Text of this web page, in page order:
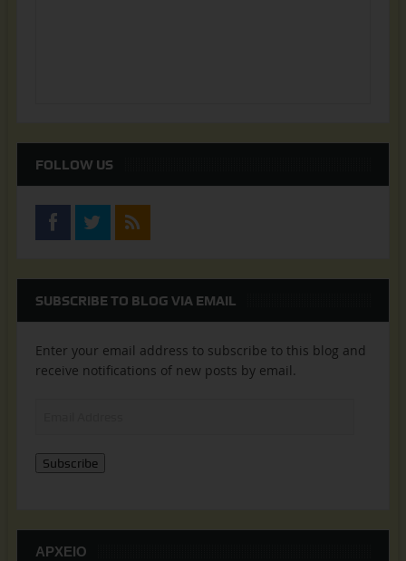
FOLLOW US
SUBSCRIBE TO BLOG VIA EMAIL
Enter your email address to subscribe to this blog and
receive notifications of new posts by email.
Subscribe
ΑΡΧΕΊΟ